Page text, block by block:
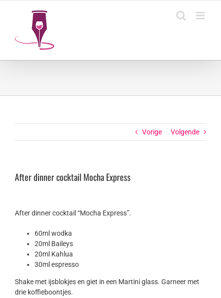
Vorige Volgende
After dinner cocktail Mocha Express
After dinner cocktail “Mocha Express”.
60ml wodka
20ml Baileys
20ml Kahlua
30ml espresso
Shake met ijsblokjes en giet in een Martini glass. Garneer met
drie koffieboontjes.